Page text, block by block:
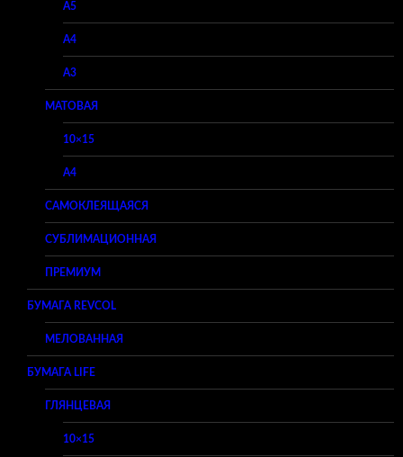
A5
A4
A3
МАТОВАЯ
10×15
A4
САМОКЛЕЯЩАЯСЯ
СУБЛИМАЦИОННАЯ
ПРЕМИУМ
БУМАГА REVCOL
МЕЛОВАННАЯ
БУМАГА LIFE
ГЛЯНЦЕВАЯ
10×15